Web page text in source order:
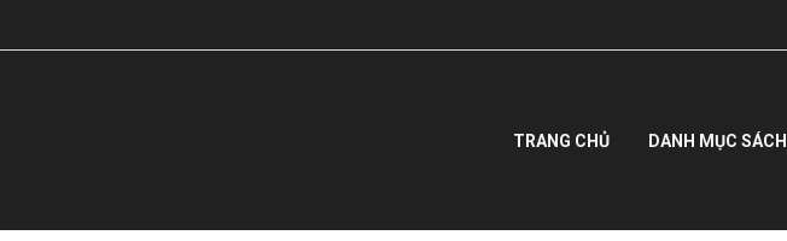
TRANG CHỦ DANH MỤC SÁCH